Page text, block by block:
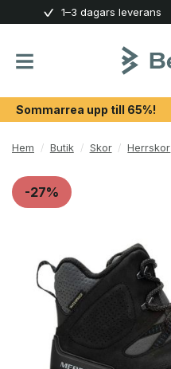
content
1–3 dagars leverans
Sommarrea upp till 65%!
Hem / Butik / Skor / Herrskor
-27%